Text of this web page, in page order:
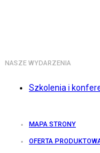
NASZE WYDARZENIA
Szkolenia i
MAPA STRONY
OFERTA